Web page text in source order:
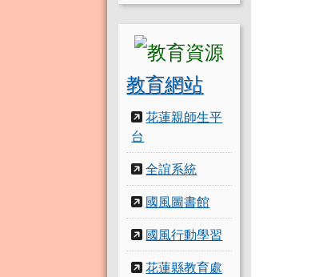
教育網站
花蓮親師生平
台
全誼系統
國風圖書館
國風行動學習
花蓮縣教育處